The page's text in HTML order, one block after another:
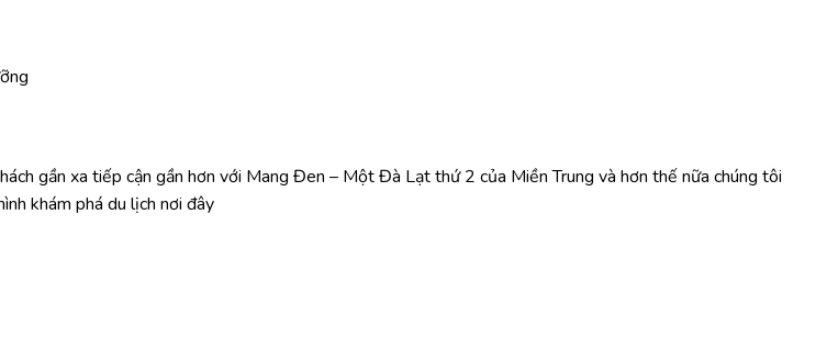
gần xa tiếp cận gần hơn với Mang Đen – Một Đà Lạt thứ 2 của Miền Trung và hơn thế nữa chúng tôi
khám phá du lịch nơi đây